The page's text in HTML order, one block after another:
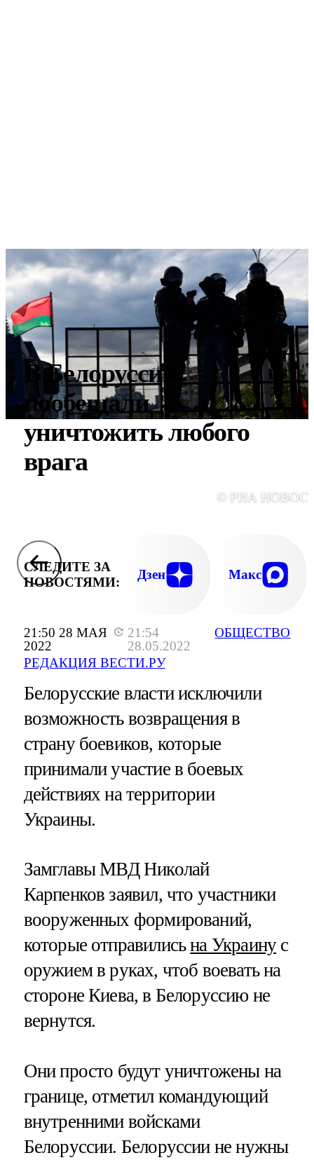
21:50 28 МАЯ
2022
21:54
28.05.2022
РЕДАКЦИЯ ВЕСТИ.РУ
ОБЩЕСТВО
В Белоруссии
пообещали
уничтожить любого
врага
© РИА
СЛЕДИТЕ ЗА
НОВОСТЯМИ:
Дзен Макс
Белорусские власти исключили
возможность возвращения в
страну боевиков, которые
принимали участие в боевых
действиях на территории
Украины.
Замглавы МВД Николай
Карпенков заявил, что участники
вооруженных формирований,
которые отправилисьна Украинус
оружием в руках, чтоб воевать на
стороне Киева, в Белоруссию не
вернутся.
Они просто будут уничтожены на
границе, отметил командующий
внутренними войсками
Белоруссии. Белоруссии не нужны